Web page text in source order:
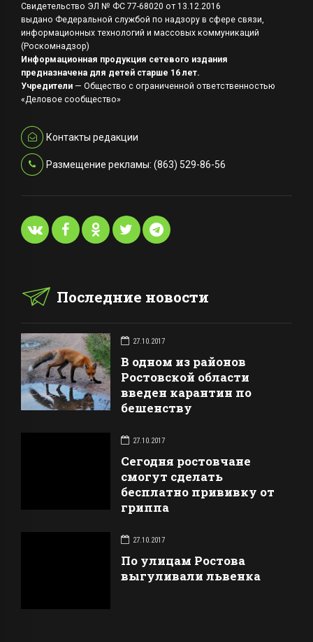
Свидетельство ЭЛ № ФС 77-68020 от 13.12.2016
выдано Федеральной службой по надзору в сфере связи,
информационных технологий и массовых коммуникаций
(Роскомнадзор)
Информационная продукция сетевого издания
предназначена для детей старше 16 лет.
Учредители — Общество с ограниченной ответственностью
«Деловое сообщество»
Контакты редакции
Размещение рекламы: (863) 529-86-56
Последние новости
27.10.2017
В одном из районов
Ростовской области
введен карантин по
бешенству
27.10.2017
Сегодня ростовчане
смогут сделать
бесплатно прививку от
гриппа
27.10.2017
По улицам Ростова
выгуливали львенка